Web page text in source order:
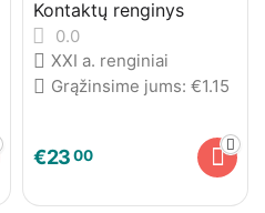
Kontaktų renginys
0.0
XXI a. renginiai
Grąžinsime jums: €1.15
€2300